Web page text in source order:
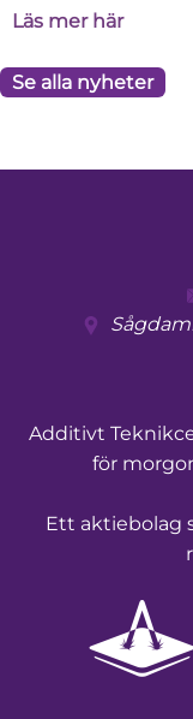
Läs mer här
Se alla nyheter
Additivt
för
Ett aktiebolag